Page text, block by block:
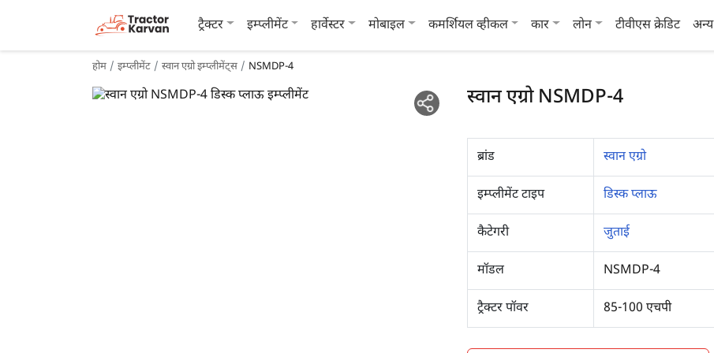
ट्रैक्टर इम्प्लीमेंट हार्वेस्टर मोबाइल कमर्शियल व्हीकल कार लोन टीवीएस क्रेडिट अन्य
होम इम्प्लीमेंट स्वान एग्रो इम्प्लीमेंट्स NSMDP-4
स्वान एग्रो NSMDP-4
ब्रांड स्वान एग्रो
इम्प्लीमेंट टाइप डिस्क प्लाऊ
कैटेगरी जुताई
मॉडल NSMDP-4
ट्रैक्टर पॉवर 85-100 एचपी